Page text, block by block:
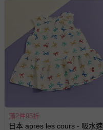
滿2件95折
日本 apres les cours - 吸水速